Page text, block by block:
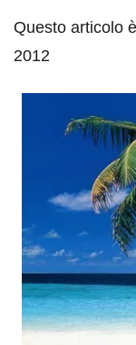
Questo articolo
2012